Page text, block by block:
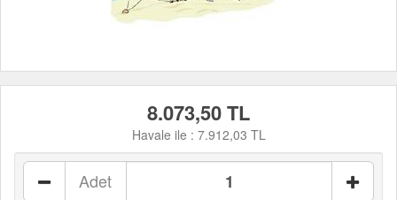
8.073,50 TL
Havale ile : 7.912,03 TL
Adet